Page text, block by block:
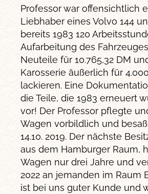
Professor war offensichtlich
Liebhaber eines Volvo 144
bereits 1983 120
Aufarbeitung des
Neuteile für 10.765,32 DM
Karosserie äußerlich für
lackieren. Eine
die Teile, die 1983 erneuert
vor! Der Professor pflegte
Wagen vorbildlich und
14.10. 2019. Der nächste
aus dem Hamburger Raum,
Wagen nur drei Jahre und
2022 an jemanden im Raum
ist bei uns guter Kunde und